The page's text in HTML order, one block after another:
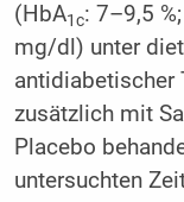
(HbA1c: 7–9,5
mg/dl) unter
antidiabetischer
zusätzlich mit
Placebo
untersuchten